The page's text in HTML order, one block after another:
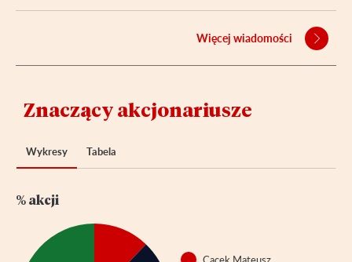
Znaczący akcjonariusze
Wykresy Tabela
% akcji
Więcej wiadomości